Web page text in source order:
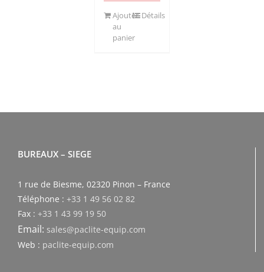
Ajouter
au
panier
Détails
BUREAUX – SIEGE
1 rue de Biesme, 02320 Pinon – France
Téléphone : +33 1 49 56 02 82
Fax : +33 1 43 99 19 50
Email: sales@paclite-equip.com
Web : paclite-equip.com